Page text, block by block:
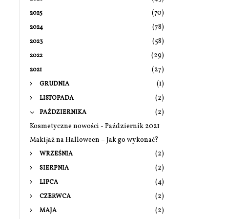
2025 (70)
2024 (78)
2023 (58)
2022 (29)
2021 (27)
GRUDNIA (1)
LISTOPADA (2)
PAŹDZIERNIKA
(2)
Kosmetyczne nowości - Październik 2021
Makijaż na Halloween – Jak go wykonać?
WRZEŚNIA (2)
SIERPNIA (2)
LIPCA (4)
CZERWCA (2)
MAJA (2)